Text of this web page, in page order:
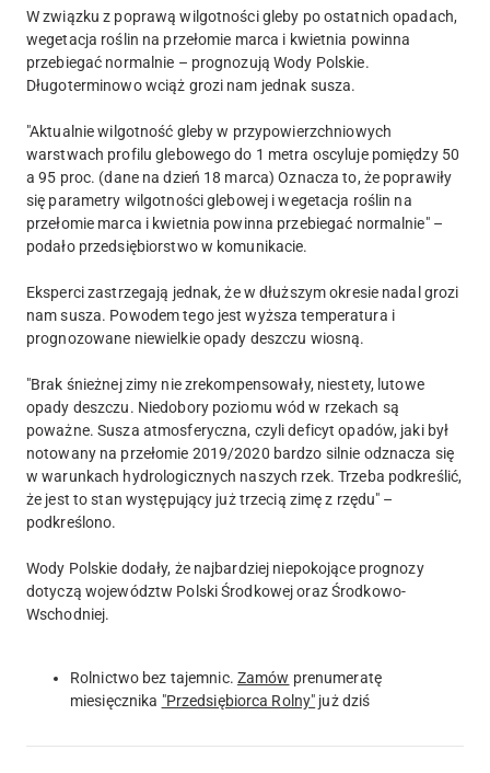
W związku z poprawą wilgotności gleby po ostatnich opadach,
wegetacja roślin na przełomie marca i kwietnia powinna
przebiegać normalnie – prognozują Wody Polskie.
Długoterminowo wciąż grozi nam jednak susza.
"Aktualnie wilgotność gleby w przypowierzchniowych
warstwach profilu glebowego do 1 metra oscyluje pomiędzy 50
a 95 proc. (dane na dzień 18 marca) Oznacza to, że poprawiły
się parametry wilgotności glebowej i wegetacja roślin na
przełomie marca i kwietnia powinna przebiegać normalnie" –
podało przedsiębiorstwo w komunikacie.
Eksperci zastrzegają jednak, że w dłuższym okresie nadal grozi
nam susza. Powodem tego jest wyższa temperatura i
prognozowane niewielkie opady deszczu wiosną.
"Brak śnieżnej zimy nie zrekompensowały, niestety, lutowe
opady deszczu. Niedobory poziomu wód w rzekach są
poważne. Susza atmosferyczna, czyli deficyt opadów, jaki był
notowany na przełomie 2019/2020 bardzo silnie odznacza się
w warunkach hydrologicznych naszych rzek. Trzeba podkreślić,
że jest to stan występujący już trzecią zimę z rzędu" –
podkreślono.
Wody Polskie dodały, że najbardziej niepokojące prognozy
dotyczą województw Polski Środkowej oraz Środkowo-
Wschodniej.
Rolnictwo bez tajemnic. Zamów prenumeratę
miesięcznika "Przedsiębiorca Rolny" już dziś